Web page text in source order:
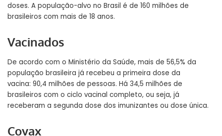
doses. A população-alvo no Brasil é de 160 milhões de
brasileiros com mais de 18 anos.
Vacinados
De acordo com o Ministério da Saúde, mais de 56,5% da
população brasileira já recebeu a primeira dose da
vacina: 90,4 milhões de pessoas. Há 34,5 milhões de
brasileiros com o ciclo vacinal completo, ou seja, já
receberam a segunda dose dos imunizantes ou dose única.
Covax